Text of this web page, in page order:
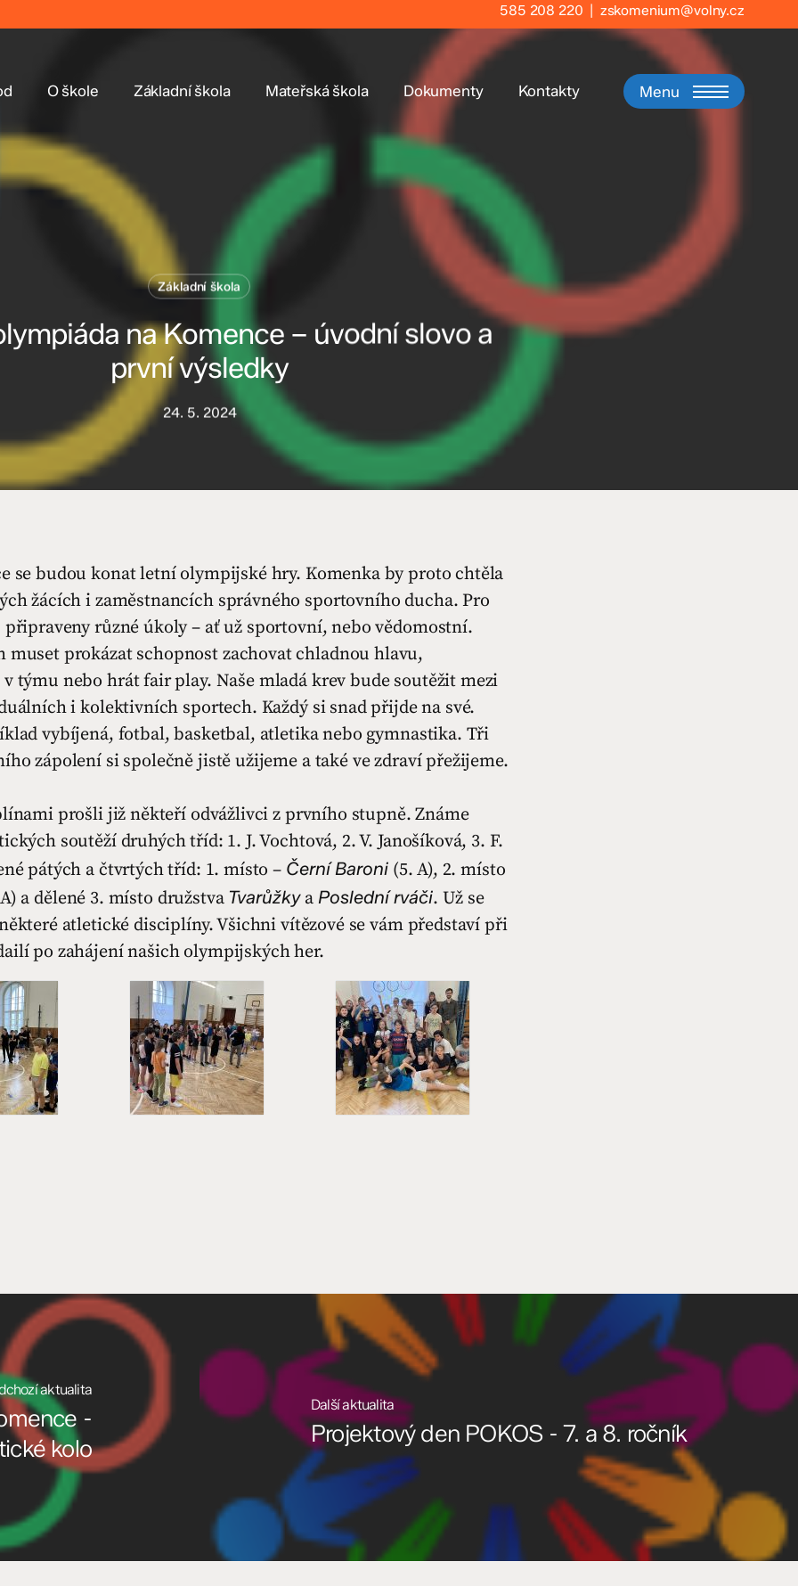
585 208 220 | zskomenium@volny.cz
O škole Základní škola Mateřská škola Dokumenty Kontakty Menu
Základní škola
na Komence – úvodní slovo a
první výsledky
24. 5. 2024
se budou konat letní olympijské hry. Komenka by proto chtěla
žácích i zaměstnancích správného sportovního ducha. Pro
připraveny různé úkoly – ať už sportovní, nebo vědomostní.
muset prokázat schopnost zachovat chladnou hlavu,
týmu nebo hrát fair play. Naše mladá krev bude soutěžit mezi
i kolektivních sportech. Každý si snad přijde na své.
vybíjená, fotbal, basketbal, atletika nebo gymnastika. Tři
zápolení si společně jistě užijeme a také ve zdraví přežijeme.
prošli již někteří odvážlivci z prvního stupně. Známe
soutěží druhých tříd: 1. J. Vochtová, 2. V. Janošíková, 3. F.
pátých a čtvrtých tříd: 1. místo – Černí Baroni (5. A), 2. místo
a dělené 3. místo družstva Tvarůžkya Poslední rváči. Už se
atletické disciplíny. Všichni vítězové se vám představí při
po zahájení našich olympijských her.
aktualita
-
kolo
Další aktualita
Projektový den POKOS - 7. a 8. ročník